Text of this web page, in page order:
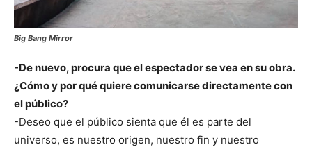
Big Bang Mirror
-De nuevo, procura que el espectador se vea en su obra.
¿Cómo y por qué quiere comunicarse directamente con
el público?
-Deseo que el público sienta que él es parte del
universo, es nuestro origen, nuestro fin y nuestro